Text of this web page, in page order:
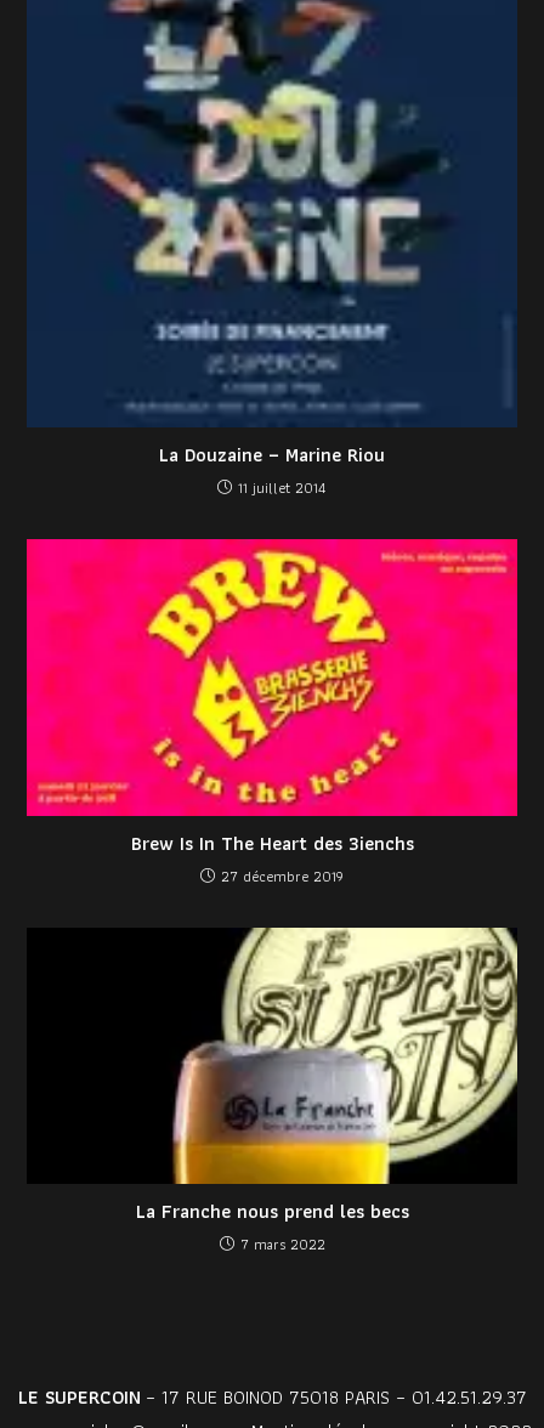
La Douzaine – Marine Riou
11 juillet 2014
Brew Is In The Heart des 3ienchs
27 décembre 2019
La Franche nous prend les becs
7 mars 2022
LE SUPERCOIN – 17 RUE BOINOD 75018 PARIS – 01.42.51.29.37